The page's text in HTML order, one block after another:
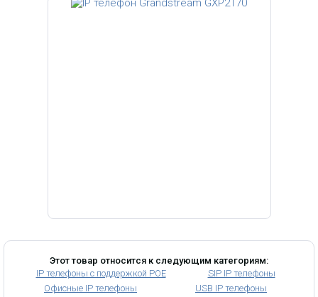
Этот товар относится к следующим категориям:
IP телефоны с поддержкой POE
SIP IP телефоны
Офисные IP телефоны
USB IP телефоны